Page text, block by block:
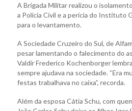
A Brigada Militar realizou o
a Polícia Civil e a perícia do Instituto
para o levantamento.
A Sociedade Cruzeiro do Sul, de
pesar lamentando o falecimento do
Valdir Frederico Kochenborger
sempre ajudava na sociedade. “Era
festas trabalhava no caixa”, recorda.
Além da esposa Cátia Schu, com